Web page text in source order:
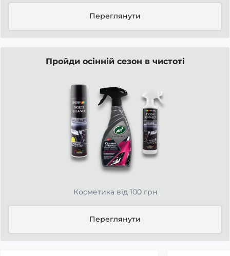
Переглянути
Пройди осінній сезон в чистоті
Косметика від 100 грн
Переглянути